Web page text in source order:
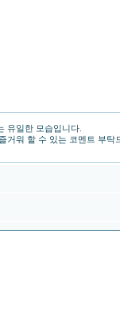
유일한 모습입니다.
거워 할 수 있는 코멘트 부탁